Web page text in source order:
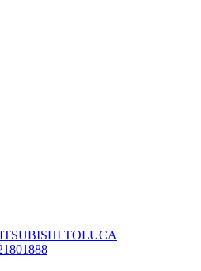
TOLUCA